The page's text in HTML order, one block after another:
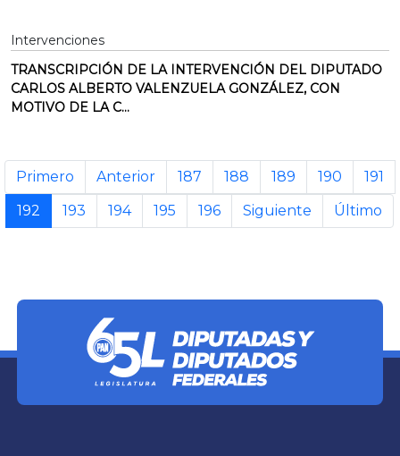
Intervenciones
TRANSCRIPCIÓN DE LA INTERVENCIÓN DEL DIPUTADO
CARLOS ALBERTO VALENZUELA GONZÁLEZ, CON
MOTIVO DE LA C...
Primero Anterior 187 188 189 190
191
192
193 194 195 196 Siguiente Último